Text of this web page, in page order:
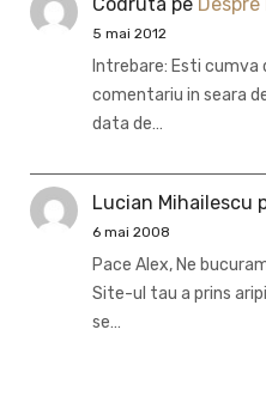
5 mai 2012
Intrebare: Esti cumva
comentariu in seara
data de…
Lucian Mihailescu
6 mai 2008
Pace Alex, Ne
Site-ul tau a prins
se…